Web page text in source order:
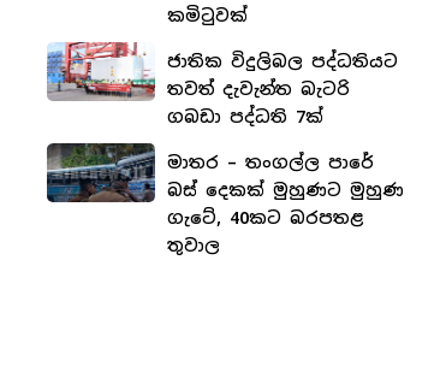
කමිටුවක්
ජාතික විදුලිබල පද්ධතියට
තවත් දැවැන්ත බැටරි
ගබඩා පද්ධති 7ක්
මාතර – තංගල්ල පාරේ
බස් දෙකක් මුහුණට මුහුණ
ගැටේ, 40කට බරපතළ
තුවාල